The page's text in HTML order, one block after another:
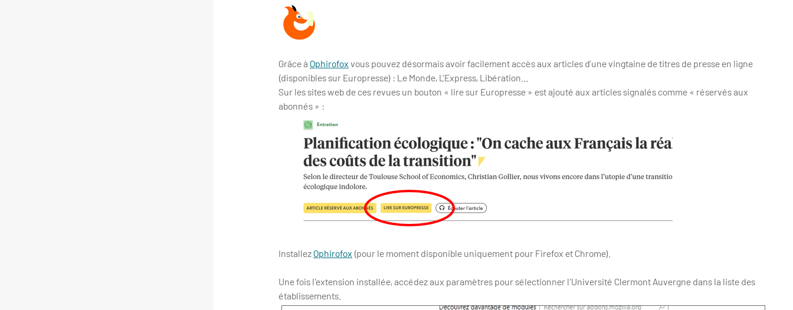
Grâce à Ophirofox vous pouvez désormais avoir facilement accès aux articles d’une vingtaine de titres de presse en ligne
(disponibles sur Europresse) : Le Monde, L’Express, Libération…
Sur les sites web de ces revues un bouton « lire sur Europresse » est ajouté aux articles signalés comme « réservés aux
abonnés » :
InstallezOphirofox (pour le moment disponible uniquement pour Firefox et Chrome).
Une fois l'extension installée, accédez aux paramètres pour sélectionner l'Université Clermont Auvergne dans la liste des
établissements.